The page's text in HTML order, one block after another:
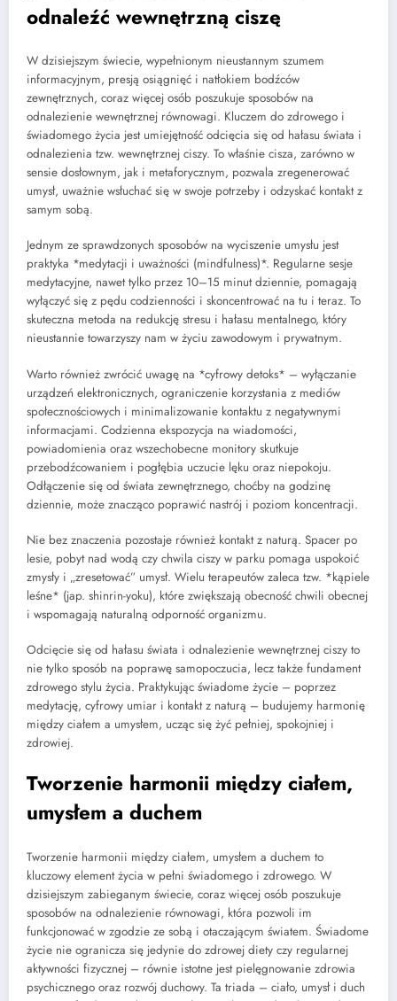
odnaleźć wewnętrzną ciszę
W dzisiejszym świecie, wypełnionym nieustannym szumem
informacyjnym, presją osiągnięć i natłokiem bodźców
zewnętrznych, coraz więcej osób poszukuje sposobów na
odnalezienie wewnętrznej równowagi. Kluczem do zdrowego i
świadomego życia jest umiejętność odcięcia się od hałasu świata i
odnalezienia tzw. wewnętrznej ciszy. To właśnie cisza, zarówno w
sensie dosłownym, jak i metaforycznym, pozwala zregenerować
umysł, uważnie wsłuchać się w swoje potrzeby i odzyskać kontakt z
samym sobą.
Jednym ze sprawdzonych sposobów na wyciszenie umysłu jest
praktyka *medytacji i uważności (mindfulness)*. Regularne sesje
medytacyjne, nawet tylko przez 10–15 minut dziennie, pomagają
wyłączyć się z pędu codzienności i skoncentrować na tu i teraz. To
skuteczna metoda na redukcję stresu i hałasu mentalnego, który
nieustannie towarzyszy nam w życiu zawodowym i prywatnym.
Warto również zwrócić uwagę na *cyfrowy detoks* – wyłączanie
urządzeń elektronicznych, ograniczenie korzystania z mediów
społecznościowych i minimalizowanie kontaktu z negatywnymi
informacjami. Codzienna ekspozycja na wiadomości,
powiadomienia oraz wszechobecne monitory skutkuje
przebodźcowaniem i pogłębia uczucie lęku oraz niepokoju.
Odłączenie się od świata zewnętrznego, choćby na godzinę
dziennie, może znacząco poprawić nastrój i poziom koncentracji.
Nie bez znaczenia pozostaje również kontakt z naturą. Spacer po
lesie, pobyt nad wodą czy chwila ciszy w parku pomaga uspokoić
zmysły i „zresetować” umysł. Wielu terapeutów zaleca tzw. *kąpiele
leśne* (jap. shinrin-yoku), które zwiększają obecność chwili obecnej
i wspomagają naturalną odporność organizmu.
Odcięcie się od hałasu świata i odnalezienie wewnętrznej ciszy to
nie tylko sposób na poprawę samopoczucia, lecz także fundament
zdrowego stylu życia. Praktykując świadome życie – poprzez
medytację, cyfrowy umiar i kontakt z naturą – budujemy harmonię
między ciałem a umysłem, ucząc się żyć pełniej, spokojniej i
zdrowiej.
Tworzenie harmonii między ciałem,
umysłem a duchem
Tworzenie harmonii między ciałem, umysłem a duchem to
kluczowy element życia w pełni świadomego i zdrowego. W
dzisiejszym zabieganym świecie, coraz więcej osób poszukuje
sposobów na odnalezienie równowagi, która pozwoli im
funkcjonować w zgodzie ze sobą i otaczającym światem. Świadome
życie nie ogranicza się jedynie do zdrowej diety czy regularnej
aktywności fizycznej – równie istotne jest pielęgnowanie zdrowia
psychicznego oraz rozwój duchowy. Ta triada – ciało, umysł i duch